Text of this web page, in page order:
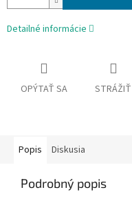
Detailné informácie
OPÝTAŤ SA STRÁŽIŤ
Popis Diskusia
Podrobný popis